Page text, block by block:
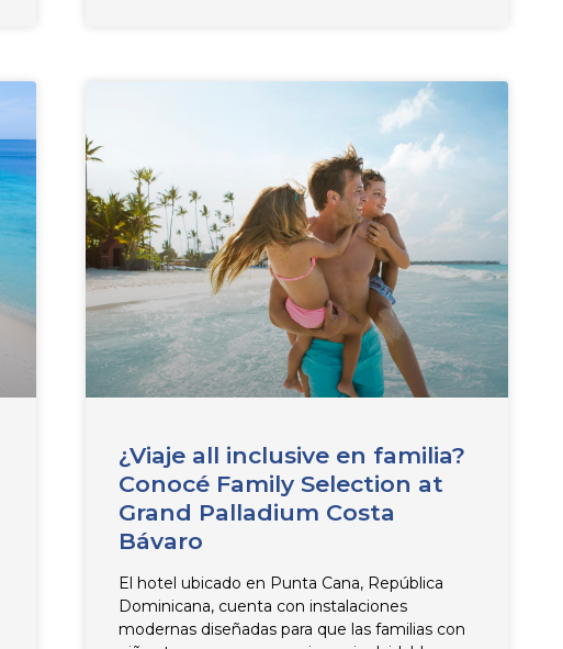
¿Viaje all inclusive en familia?
Conocé Family Selection at
Grand Palladium Costa
Bávaro
El hotel ubicado en Punta Cana, República
Dominicana, cuenta con instalaciones
modernas diseñadas para que las familias con